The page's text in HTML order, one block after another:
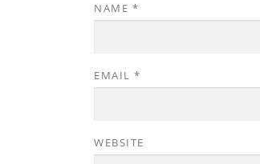
NAME *
EMAIL *
WEBSITE